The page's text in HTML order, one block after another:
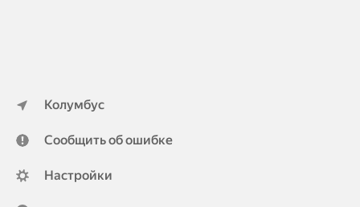
Колумбус
Сообщить об ошибке
Настройки